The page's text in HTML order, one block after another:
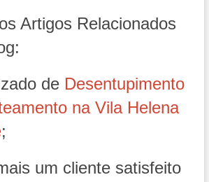
Artigos Relacionados
de Desentupimento
na Vila Helena
;
um cliente satisfeito